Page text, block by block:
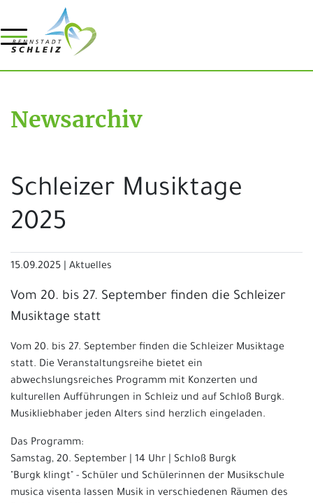
Newsarchiv
Schleizer Musiktage
2025
15.09.2025 Aktuelles
Vom 20. bis 27. September finden die Schleizer
Musiktage statt
Vom 20. bis 27. September finden die Schleizer Musiktage
statt. Die Veranstaltungsreihe bietet ein
abwechslungsreiches Programm mit Konzerten und
kulturellen Aufführungen in Schleiz und auf Schloß Burgk.
Musikliebhaber jeden Alters sind herzlich eingeladen.
Das Programm:
Samstag, 20. September | 14 Uhr | Schloß Burgk
"Burgk klingt" - Schüler und Schülerinnen der Musikschule
musica visenta lassen Musik in verschiedenen Räumen des